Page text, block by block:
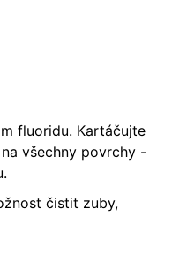
fluoridu. Kartáčujte
všechny povrchy -
čistit zuby,